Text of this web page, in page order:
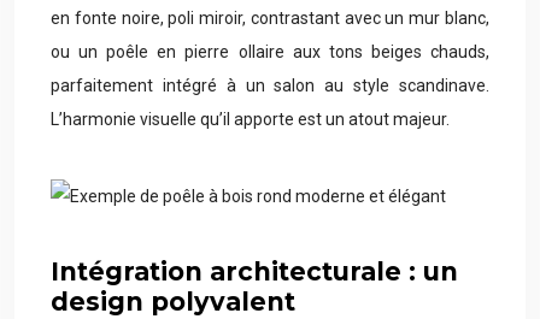
en fonte noire, poli miroir, contrastant avec un mur blanc,
ou un poêle en pierre ollaire aux tons beiges chauds,
parfaitement intégré à un salon au style scandinave.
L’harmonie visuelle qu’il apporte est un atout majeur.
Intégration architecturale : un
design polyvalent